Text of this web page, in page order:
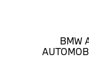
BMW